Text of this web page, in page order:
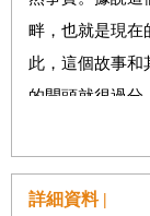
吉野山
畔，也就是現在
此，這個故事和
的開頭就很過分
好笑。狸貓的
下方的那一段時
物，很遺憾，恐
詳細資料 |